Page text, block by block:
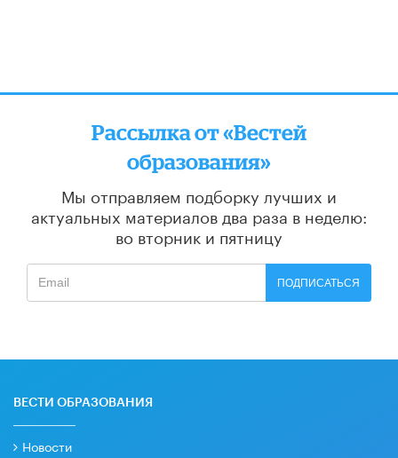
Рассылка от «Вестей
образования»
Мы отправляем подборку лучших и
актуальных материалов два раза в неделю:
во вторник и пятницу
ПОДПИСАТЬСЯ
ВЕСТИ ОБРАЗОВАНИЯ
Новости